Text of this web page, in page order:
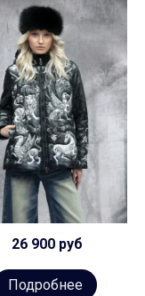
26 900 руб
Подробнее